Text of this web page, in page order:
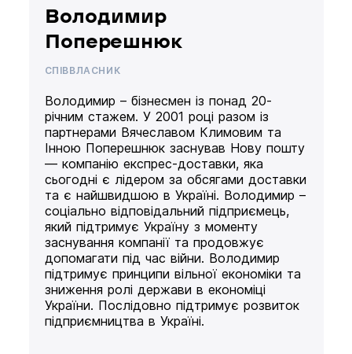
Володимир
Поперешнюк
СПІВВЛАСНИК
Володимир – бізнесмен із понад 20-
річним стажем. У 2001 році разом із
партнерами Вячеславом Климовим та
Інною Поперешнюк заснував Нову пошту
— компанію експрес-доставки, яка
сьогодні є лідером за обсягами доставки
та є найшвидшою в Україні. Володимир –
соціально відповідальний підприємець,
який підтримує Україну з моменту
заснування компанії та продовжує
допомагати під час війни. Володимир
підтримує принципи вільної економіки та
зниження ролі держави в економіці
України. Послідовно підтримує розвиток
підприємництва в Україні.